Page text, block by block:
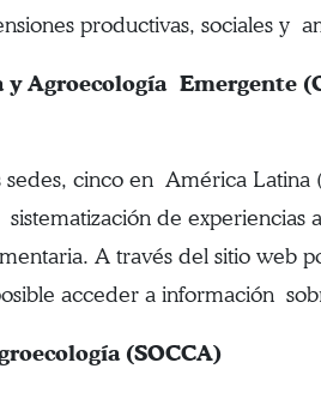
productivas, sociales y
Agroecología Emergente
cinco en América
sistematización de
A través del sitio web
acceder a información
(SOCCA)